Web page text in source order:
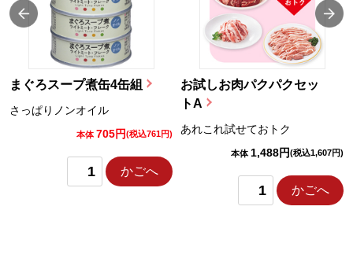
まぐろスープ煮缶4缶組
さっぱりノンオイル
本体 705円(税込761円)
かごへ
お試しお肉パクパクセッ
トA
あれこれ試せておトク
本体 1,488円(税込1,607円)
かごへ